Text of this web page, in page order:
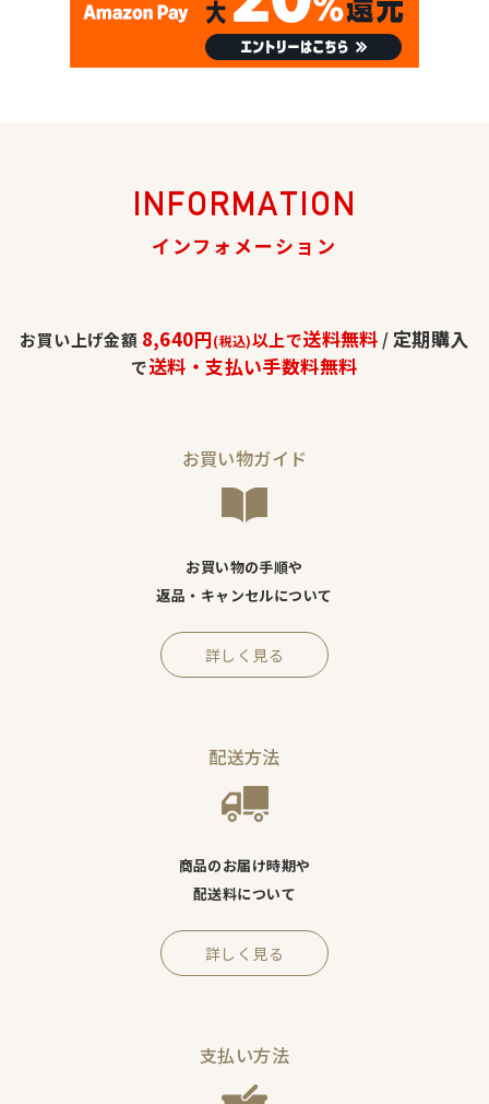
INFORMATION
インフォメーション
お買い上げ金額 8,640円(税込)以上で送料無料 /定期購入
で送料・支払い手数料無料
お買い物ガイド
お買い物の手順や
返品・キャンセルについて
詳しく見る
配送方法
商品のお届け時期や
配送料について
詳しく見る
支払い方法